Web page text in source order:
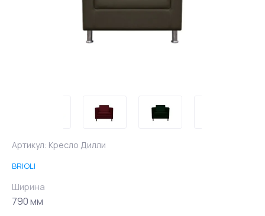
Артикул: Кресло Дилли
BRIOLI
Ширина
790 мм